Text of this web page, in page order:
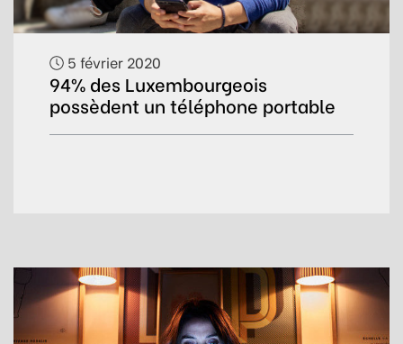
5 février 2020
94% des Luxembourgeois
possèdent un téléphone portable